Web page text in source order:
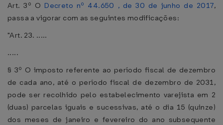
Art. 3º O Decreto nº 44.650 , de 30 de junho de 2017,
passa a vigorar com as seguintes modificações:
"Art. 23. .....
.....
§ 3º O imposto referente ao período fiscal de dezembro
de cada ano, até o período fiscal de dezembro de 2031,
pode ser recolhido pelo estabelecimento varejista em 2
(duas) parcelas iguais e sucessivas, até o dia 15 (quinze)
dos meses de janeiro e fevereiro do ano subsequente